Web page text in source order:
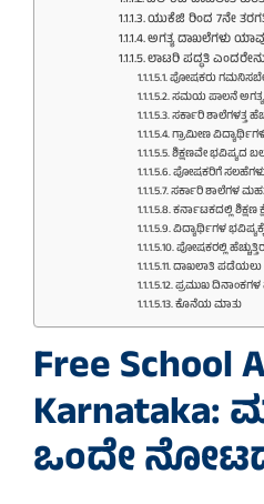
ಯುಕೆಜಿ ರಿಂದ 7ನೇ
ಅಗತ್ಯ ದಾಖಲೆಗಳು
ಲಾಟರಿ ಪದ್ಧತಿ
ಪೋಷಕರು
ಸಮಯ ಪಾಲನೆ ಅಗತ್ಯ
ಸರ್ಕಾರಿ ಶಾಲೆಗಳತ್ತ
ಗ್ರಾಮೀಣ
ಶಿಕ್ಷಣವೇ ಭವಿಷ್ಯದ
ಪೋಷಕರಿಗೆ
ಸರ್ಕಾರಿ ಶಾಲೆಗಳ
ಕರ್ನಾಟಕದಲ್ಲಿ ಶಿಕ್ಷಣ
ವಿದ್ಯಾರ್ಥಿಗಳ
ಪೋಷಕರಲ್ಲಿ
ದಾಖಲಾತಿ ಪಡೆಯಲು
ಪ್ರಮುಖ ದಿನಾಂಕಗಳ
ಕೊನೆಯ ಮಾತು
Free School
Karnataka:
ಒಂದೇ